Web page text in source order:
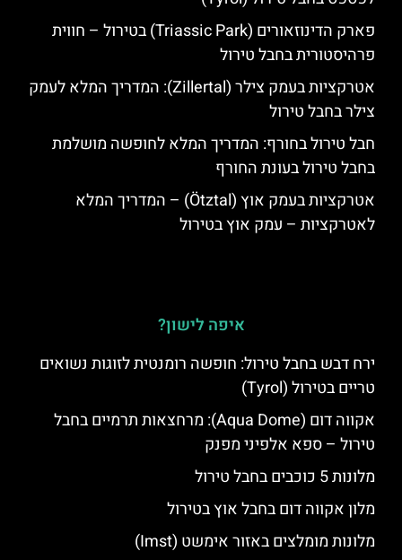
פארק הדינוזאורים (Triassic Park) בטירול – חווית
פרהיסטורית בחבל טירול
אטרקציות בעמק צילר (Zillertal): המדריך המלא לעמק
צילר בחבל טירול
חבל טירול בחורף: המדריך המלא לחופשה מושלמת
בחבל טירול בעונת החורף
אטרקציות בעמק אוץ (Ötztal) – המדריך המלא
לאטרקציות – עמק אוץ בטירול
איפה לישון?
ירח דבש בחבל טירול: חופשה רומנטית לזוגות נשואים
טריים בטירול (Tyrol)
אקווה דום (Aqua Dome): מרחצאות תרמיים בחבל
טירול – ספא אלפיני מפנק
מלונות 5 כוכבים בחבל טירול
מלון אקווה דום בחבל אוץ בטירול
מלונות מומלצים באזור אימשט (Imst)